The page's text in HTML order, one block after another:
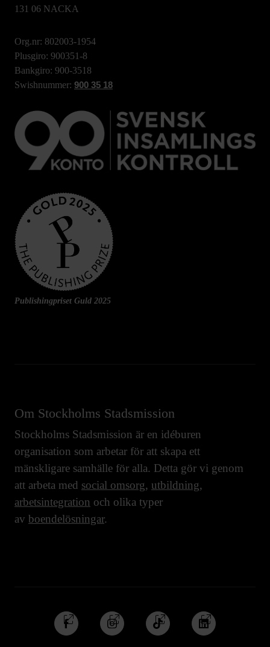
131 06 NACKA
Org.nr: 802003-1954
Plusgiro: 900351-8
Bankgiro: 900-3518
Swishnummer: 900 35 18
Publishingpriset Guld 2025
Om Stockholms Stadsmission
Stockholms Stadsmission är en idéburen
organisation som arbetar för att skapa ett
mänskligare samhälle för alla. Detta gör vi genom
att arbeta med social omsorg, utbildning,
arbetsintegration och olika typer
av boendelösningar.
Följ
oss
Följ
oss
Följ
oss
Följ
oss